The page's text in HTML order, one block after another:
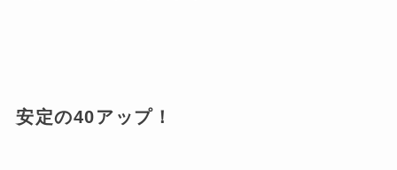
安定の40アップ！